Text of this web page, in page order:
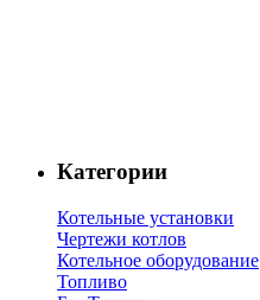
Категории
Котельные установки
Чертежи котлов
Котельное оборудование
Топливо